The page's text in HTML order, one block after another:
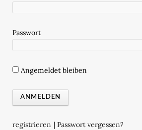
Passwort
Angemeldet bleiben
registrieren | Passwort vergessen?